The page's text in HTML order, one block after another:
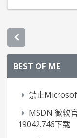
BEST OF ME
禁止
MSDN 微软
19042.746下载